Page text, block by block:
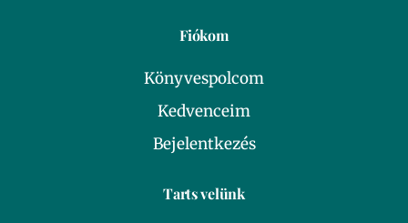
Fiókom
Könyvespolcom
Kedvenceim
Bejelentkezés
Tarts velünk